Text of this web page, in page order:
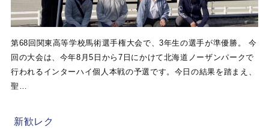
第68回関東高等学校馬術選手権大会で、3年生の選手が準優勝。 今
回の大会は、今年8月5日から7日にかけて北海道ノーザンパークで
行われるインターハイ個人本戦の予選です。今日の結果を踏まえ、
聖…
新歓レク